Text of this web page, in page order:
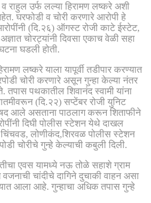
व राहुल उर्फ लल्या हिरामण लष्करे अशी
घरफोडी व चोरी करणारे आरोपी हे
(दि.२६) ऑगस्ट रोजी काटे ईस्टेट,
अज्ञात चोरट्यांनी दिवसा एकाच वेळी सहा
घडली होती.
लष्करे याला यापूर्वी तडीपार करण्यात
चोरी करणारे असून गुन्हा केल्या नंतर
पथकातील शिवानंद स्वामी यांना
(दि.२२) सप्टेंबर रोजी युनिट
आले असताना पाठलाग करून शिताफीने
दिघी पोलीस स्टेशन येथे दाखल
लोणीकंद,शिरवळ पोलीस स्टेशन
चोरीचे गुन्हे केल्याची कबुली दिली.
एवस यामध्ये नऊ तोळे सहाशे ग्राम
चांदीचे दागिने दुचाकी वाहन असा
आला आहे. गुन्हाचा अधिक तपास गुन्हे